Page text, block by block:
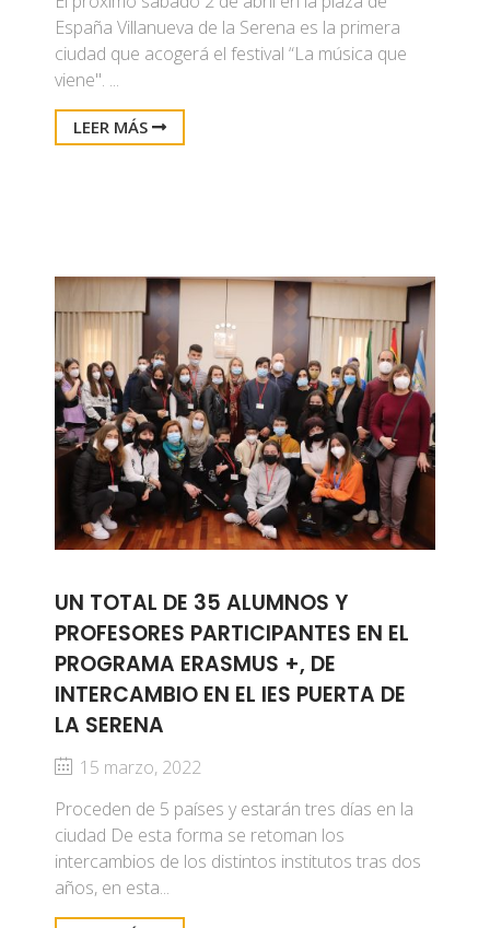
España Villanueva de la Serena es la primera
ciudad que acogerá el festival “La música que
viene". ...
LEER MÁS
UN TOTAL DE 35 ALUMNOS Y
PROFESORES PARTICIPANTES EN EL
PROGRAMA ERASMUS +, DE
INTERCAMBIO EN EL IES PUERTA DE
LA SERENA
15 marzo, 2022
Proceden de 5 países y estarán tres días en la
ciudad De esta forma se retoman los
intercambios de los distintos institutos tras dos
años, en esta...